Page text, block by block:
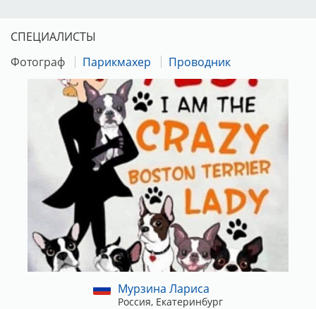
СПЕЦИАЛИСТЫ
Фотограф
Парикмахер Проводник
Мурзина Лариса
Россия, Екатеринбург